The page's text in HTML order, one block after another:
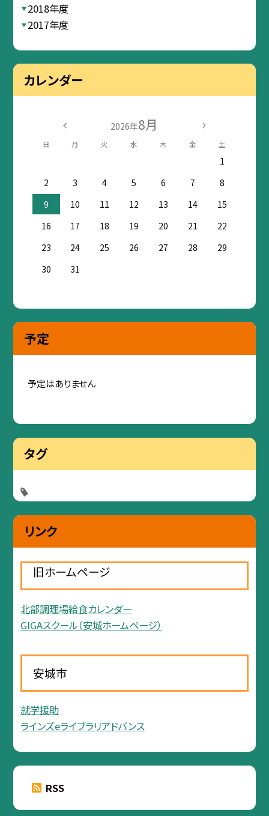
2018年度
2017年度
カレンダー
2026年8月
日 月 火 水 木 金 土
1
2
3 4 5 6 7
8
9
10 11 12 13 14
15
16
17 18 19 20 21
22
23
24 25 26 27 28
29
30
31
予定
予定はありません
タグ
リンク
旧ホームページ
北部調理場給食カレンダー
GIGAスクール（安城ホームページ）
安城市
就学援助
ラインズeライブラリアドバンス
RSS